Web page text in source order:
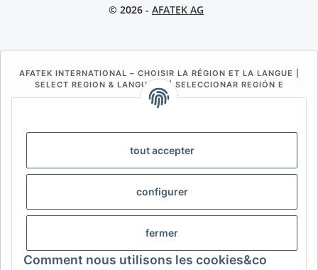
tout accepter
configurer
fermer
Comment nous utilisons les cookies&co
© 2026 - AFATEK AG
AFATEK INTERNATIONAL – CHOISIR LA RÉGION ET LA LANGUE |
SELECT REGION & LANGUAGE | SELECCIONAR REGIÓN E
IDIOMA
BE (NL) BE (FR)
FR IT ES DK PL
USA
RO HR